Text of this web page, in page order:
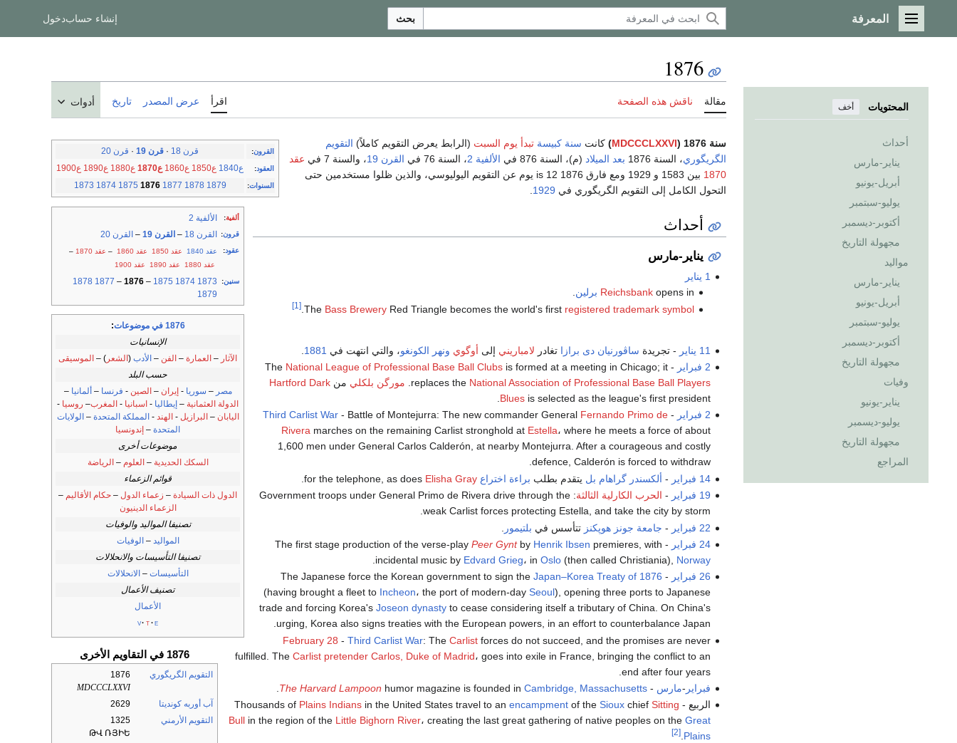
القائمة الرئيسية
المعرفة بحث إنشاء حسابدخول
المحتويات أخف
أحداث
يناير-مارس
أبريل-يونيو
يوليو-سبتمبر
أكتوبر-ديسمبر
مجهولة التاريخ
مواليد
يناير-مارس
أبريل-يونيو
يوليو-سبتمبر
أكتوبر-ديسمبر
مجهولة التاريخ
وفيات
يناير-يونيو
يوليو-ديسمبر
مجهولة التاريخ
المراجع
1876
مقالة ناقش هذه الصفحة اقرأ عرض المصدر تاريخ أدوات
القرون: قرن 18 · قرن 19 · قرن 20
العقود: ع1840 ع1850 ع1860 ع1870 ع1880 ع1890 ع1900
السنوات:
1873 1874 1875 1876 1877 1878 1879
ألفية: الألفية 2
قرون: القرن 18 – القرن 19 – القرن 20
عقود: عقد 1840 عقد 1850 عقد 1860 – عقد 1870
–
عقد 1880
عقد 1890 عقد 1900
سنين:
1873
1874
1875
–
1876
–
1877
1878
1879
1876 في موضوعات
:
الإنسانيات
الآثار – العمارة – الفن – الأدب (الشعر ) – الموسيقى
حسب البلد
مصر – سوريا -إيران –الصين - فرنسا –ألمانيا –
الدولة العثمانية – إيطاليا - اسبانيا - المغرب– روسيا -
اليابان –البرازيل -الهند -المملكة المتحدة –الولايات
المتحدة – إندونسيا
موضوعات أخرى
السكك الحديدية –العلوم –الرياضة
قوائم الزعماء
الدول ذات السيادة – زعماء الدول – حكام الأقاليم –
الزعماء الدينيون
تصنيفا المواليد والوفيات
المواليد –الوفيات
تصنيفا التأسيسات والانحلالات
التأسيسات –الانحلالات
تصنيف الأعمال
الأعمال
v t e
1876 في التقاويم الأخرى
التقويم الگريگوري
1876
MDCCCLXXVI
آب أوربه كونديتا
2629
التقويم الأرمني
1325
ԹՎ ՌՅԻԵ
سنة 1876 ( MDCCCLXXVI
) كانت سنة كبيسة تبدأ يوم السبت (الرابط يعرض التقويم كاملاً) التقويم
الگريگوري، السنة 1876 بعد الميلاد (م)، السنة 876 في الألفية 2 ، السنة 76 في القرن 19 ، والسنة 7 في
عقد
1870
بين 1583 و 1929 ومع فارق 1876 is 12 يوم عن التقويم اليوليوسي، والذين ظلوا مستخدمين حتى
التحول الكامل إلى التقويم الگريگوري في 1929
أحداث
يناير-مارس
1 يناير
Reichsbank opens in برلين
The Bass Brewery Red Triangle becomes the world's first registered trademark symbol
.
[1]
11 يناير - تجريدة ساڤورنيان دى برازا تغادر لامباريني إلى أوگوي ونهر الكونغو، والتي انتهت في 1881
2 فبراير
- The
National League of Professional Base Ball Clubsis formed at a meeting in Chicago; it
replaces the National Association of Professional Base Ball Players مورگن بلكلي منHartford Dark
Bluesis selected as the league's first president.
2 فبراير
-
Third Carlist War- Battle of Montejurra: The new commander General Fernando Primo de
Riveramarches on the remaining Carlist stronghold at Estella، where he meets a force of about
1,600 men under General Carlos Calderón, at nearby Montejurra. After a courageous and costly
defence, Calderón is forced to withdraw.
14 فبراير
- ألكسندر گراهام بل يتقدم بطلب براءة اختراع for the telephone, as does
Elisha Gray
19 فبراير
- الحرب الكارلية الثالثة : Government troops under General Primo de Rivera drive through the
weak Carlist forces protecting Estella, and take the city by storm.
22 فبراير
- جامعة جونز هوپكنز تتأسس في بلتيمور
24 فبراير
- The first stage production of the verse-play
Peer Gyntby Henrik Ibsen premieres, with
incidental music by Edvard Grieg، in Oslo(then called Christiania), Norway
26 فبراير
- The Japanese force the Korean government to sign the
Japan–Korea Treaty of 1876
(having brought a fleet to Incheon، the port of modern-day Seoul), opening three ports to Japanese
trade and forcing Korea's Joseon dynastyto cease considering itself a tributary of China. On China's
urging, Korea also signs treaties with the European powers, in an effort to counterbalance Japan.
February 28 - Third Carlist War: The Carlistforces do not succeed, and the promises are never
fulfilled. The Carlist pretender Carlos, Duke of Madrid، goes into exile in France, bringing the conflict to an
end after four years.
فبراير -مارس -
The Harvard Lampoon humor magazine is founded in Cambridge, Massachusetts
الربيع - Thousands of
Plains Indiansin the United States travel to an encampmentof the Siouxchief Sitting
Bullin the region of the Little Bighorn River، creating the last great gathering of native peoples on the Great
Plains
.
[2]